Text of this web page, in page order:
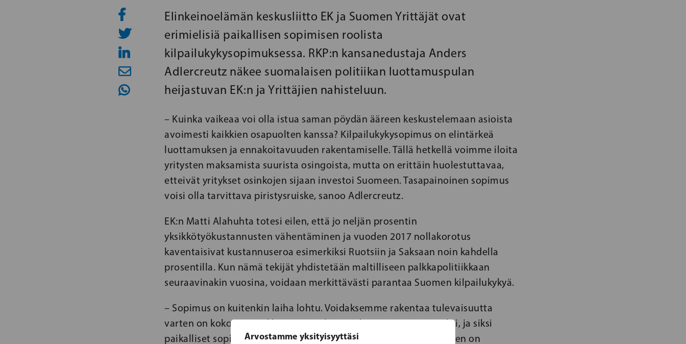
Arvostamme yksityisyyttäsi
Elinkeinoelämän keskusliitto EK ja Suomen Yrittäjät ovat
erimielisiä paikallisen sopimisen roolista
kilpailukykysopimuksessa. RKP:n kansanedustaja Anders
Adlercreutz näkee suomalaisen politiikan luottamuspulan
heijastuvan EK:n ja Yrittäjien nahisteluun.
– Kuinka vaikeaa voi olla istua saman pöydän ääreen keskustelemaan asioista
avoimesti kaikkien osapuolten kanssa? Kilpailukykysopimus on elintärkeä
luottamuksen ja ennakoitavuuden rakentamiselle. Tällä hetkellä voimme iloita
yritysten maksamista suurista osingoista, mutta on erittäin huolestuttavaa,
etteivät yritykset osinkojen sijaan investoi Suomeen. Tasapainoinen sopimus
voisi olla tarvittava piristysruiske, sanoo Adlercreutz.
EK:n Matti Alahuhta totesi eilen, että jo neljän prosentin
yksikkötyökustannusten vähentäminen ja vuoden 2017 nollakorotus
kaventaisivat kustannuseroa esimerkiksi Ruotsiin ja Saksaan noin kahdella
prosentilla. Kun nämä tekijät yhdistetään maltilliseen palkkapolitiikkaan
seuraavinakin vuosina, voidaan merkittävästi parantaa Suomen kilpailukykyä.
– Sopimus on kuitenkin laiha lohtu. Voidaksemme rakentaa tulevaisuutta
varten on koko työmarkkinajärjestelmän tultava joustavammaksi, ja siksi
paikalliset sopimukset ovat tärkeämpiä pitkällä tähtäimellä. Niiden on